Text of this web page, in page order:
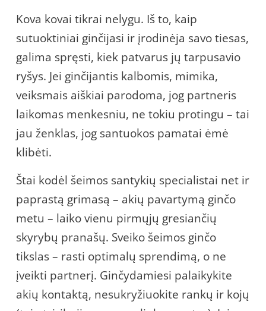
Kova kovai tikrai nelygu. Iš to, kaip
sutuoktiniai ginčijasi ir įrodinėja savo tiesas,
galima spręsti, kiek patvarus jų tarpusavio
ryšys. Jei ginčijantis kalbomis, mimika,
veiksmais aiškiai parodoma, jog partneris
laikomas menkesniu, ne tokiu protingu – tai
jau ženklas, jog santuokos pamatai ėmė
klibėti.
Štai kodėl šeimos santykių specialistai net ir
paprastą grimasą – akių pavartymą ginčo
metu – laiko vienu pirmųjų gresiančių
skyrybų pranašų. Sveiko šeimos ginčo
tikslas – rasti optimalų sprendimą, o ne
įveikti partnerį. Ginčydamiesi palaikykite
akių kontaktą, nesukryžiuokite rankų ir kojų